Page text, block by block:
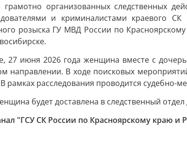
грамотно организованных следственных
и криминалистами краевого
розыска ГУ МВД России по
27 июня 2026 года женщина вместе с
направлении. В ходе поисковых
рамках расследования проводится судебно-
будет доставлена в следственный
"ГСУ СК России по Красноярскому краю и